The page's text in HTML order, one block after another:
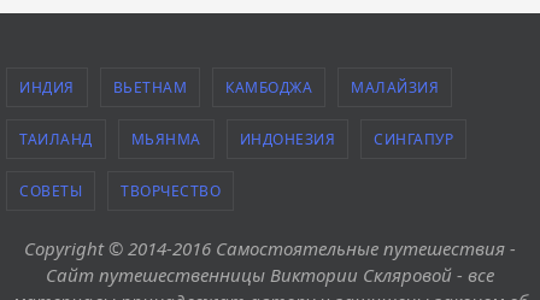
ИНДИЯ ВЬЕТНАМ КАМБОДЖА МАЛАЙЗИЯ
ТАИЛАНД МЬЯНМА ИНДОНЕЗИЯ СИНГАПУР
СОВЕТЫ ТВОРЧЕСТВО
Copyright © 2014-2016 Самостоятельные путешествия -
Сайт путешественницы Виктории Скляровой - все